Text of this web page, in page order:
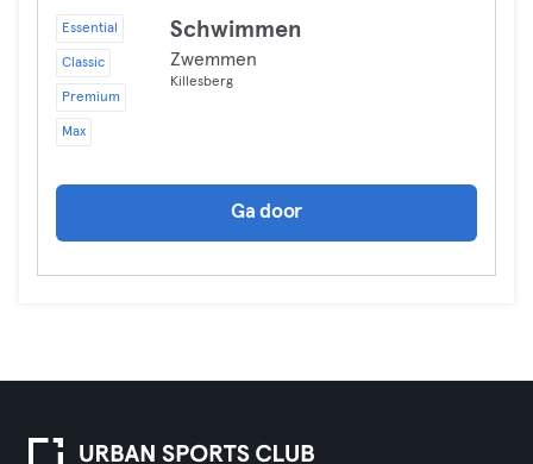
Essential
Classic
Premium
Max
Schwimmen
Zwemmen
Killesberg
Ga door